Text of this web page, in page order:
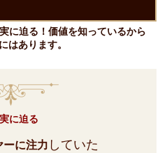
に迫る！価値を知っているから
はあります。
に迫る
に注力 していた